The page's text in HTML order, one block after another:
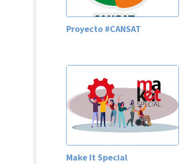
Proyecto #CANSAT
Make It Special